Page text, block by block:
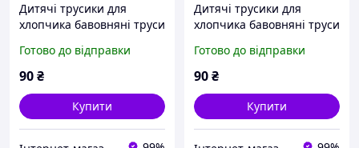
Дитячі трусики для
хлопчика бавовняні труси
см 6-7 років Машинка
Блакитні 767016-2
Готово до відправки
90₴
Купити
Дитячі трусики для
хлопчика бавовняні труси
см 6-7 років Машинка
Сірі 767016-3
Готово до відправки
90₴
Купити